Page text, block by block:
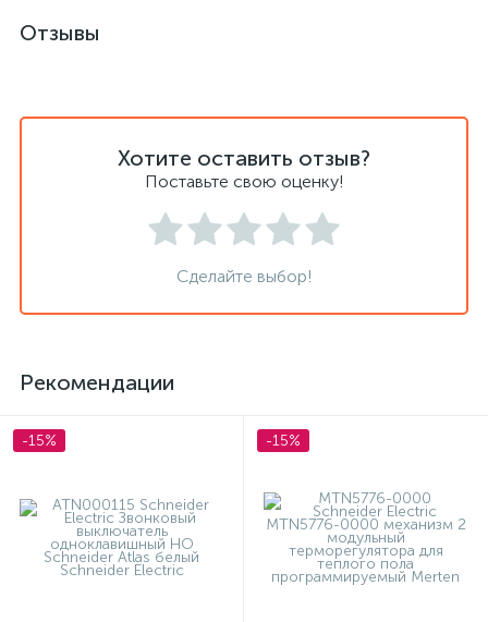
Отзывы
Хотите оставить отзыв?
Поставьте свою оценку!
Сделайте выбор!
Рекомендации
-15% -15%